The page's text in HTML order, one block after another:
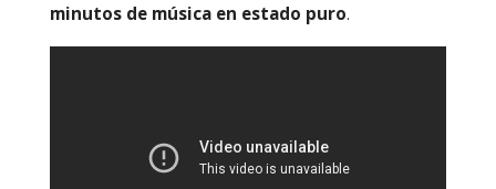
minutos de música en estado puro.